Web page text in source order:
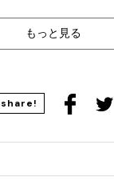
もっと見る
share!